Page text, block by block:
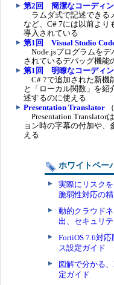
第2回 簡潔なコーディ
ラムダ式で記述できる
など、C# 7には以前より
導入されている
第1回 Visual Studio
Node.jsプログラムをデ
されているデバッグ機能
第1回 明瞭なコーディ
C# 7で追加された新機
と「ローカル関数」を紹
述するのに使える
Presentation Translator
Presentation Translator
ョン時の字幕の付加や
える
ホワイトペー
実際にリスク
脆弱性対応の
動的クラウド
出、セキュリ
FortiOS 7.6対
ス設定ガイド
図解で分かる
定ガイド